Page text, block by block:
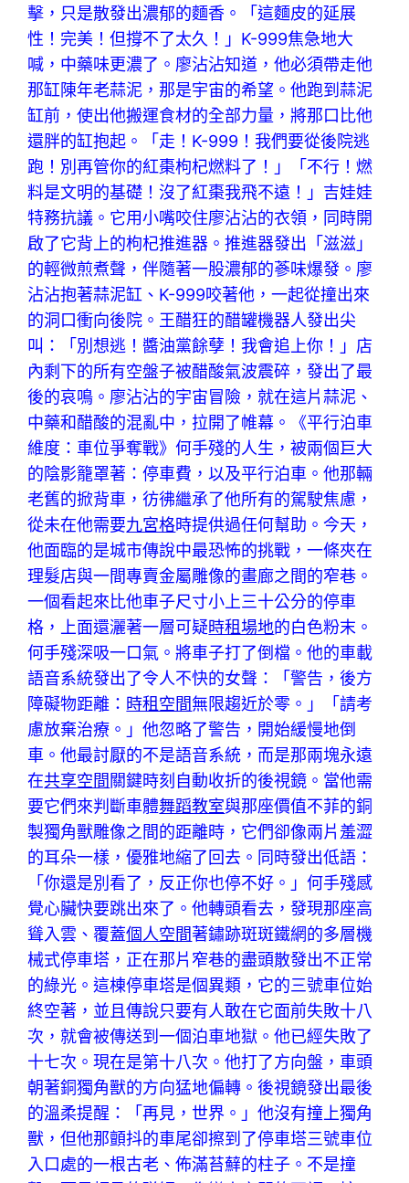
擊，只是散發出濃郁的麵香。「這麵皮的延展
性！完美！但撐不了太久！」K-999焦急地大
喊，中藥味更濃了。廖沾沾知道，他必須帶走他
那缸陳年老蒜泥，那是宇宙的希望。他跑到蒜泥
缸前，使出他搬運食材的全部力量，將那口比他
還胖的缸抱起。「走！K-999！我們要從後院逃
跑！別再管你的紅棗枸杞燃料了！」「不行！燃
料是文明的基礎！沒了紅棗我飛不遠！」吉娃娃
特務抗議。它用小嘴咬住廖沾沾的衣領，同時開
啟了它背上的枸杞推進器。推進器發出「滋滋」
的輕微煎煮聲，伴隨著一股濃郁的蔘味爆發。廖
沾沾抱著蒜泥缸、K-999咬著他，一起從撞出來
的洞口衝向後院。王醋狂的醋罐機器人發出尖
叫：「別想逃！醬油黨餘孽！我會追上你！」店
內剩下的所有空盤子被醋酸氣波震碎，發出了最
後的哀鳴。廖沾沾的宇宙冒險，就在這片蒜泥、
中藥和醋酸的混亂中，拉開了帷幕。《平行泊車
維度：車位爭奪戰》何手殘的人生，被兩個巨大
的陰影籠罩著：停車費，以及平行泊車。他那輛
老舊的掀背車，彷彿繼承了他所有的駕駛焦慮，
從未在他需要九宮格時提供過任何幫助。今天，
他面臨的是城市傳說中最恐怖的挑戰，一條夾在
理髮店與一間專賣金屬雕像的畫廊之間的窄巷。
一個看起來比他車子尺寸小上三十公分的停車
格，上面還灑著一層可疑時租場地的白色粉末。
何手殘深吸一口氣。將車子打了倒檔。他的車載
語音系統發出了令人不快的女聲：「警告，後方
障礙物距離： 時租空間無限趨近於零。」「請考
慮放棄治療。」他忽略了警告，開始緩慢地倒
車。他最討厭的不是語音系統，而是那兩塊永遠
在共享空間關鍵時刻自動收折的後視鏡。當他需
要它們來判斷車體舞蹈教室與那座價值不菲的銅
製獨角獸雕像之間的距離時，它們卻像兩片羞澀
的耳朵一樣，優雅地縮了回去。同時發出低語：
「你還是別看了，反正你也停不好。」何手殘感
覺心臟快要跳出來了。他轉頭看去，發現那座高
聳入雲、覆蓋個人空間著鏽跡斑斑鐵網的多層機
械式停車塔，正在那片窄巷的盡頭散發出不正常
的綠光。這棟停車塔是個異類，它的三號車位始
終空著，並且傳說只要有人敢在它面前失敗十八
次，就會被傳送到一個泊車地獄。他已經失敗了
十七次。現在是第十八次。他打了方向盤，車頭
朝著銅獨角獸的方向猛地偏轉。後視鏡發出最後
的溫柔提醒：「再見，世界。」他沒有撞上獨角
獸，但他那顫抖的車尾卻擦到了停車塔三號車位
入口處的一根古老、佈滿苔蘚的柱子。不是撞